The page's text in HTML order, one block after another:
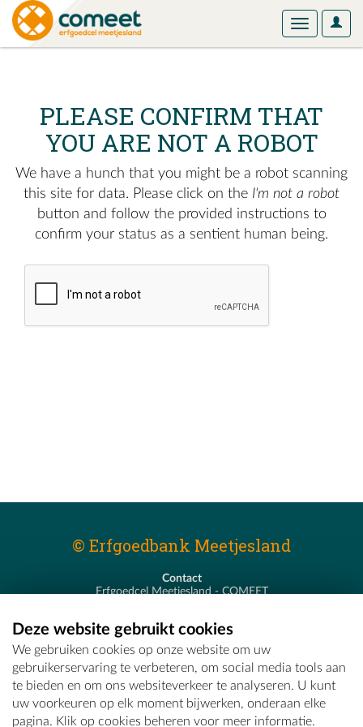
User
Toggle
PLEASE CONFIRM THAT
YOU ARE NOT A ROBOT
We have a hunch that you might be a robot scanning
this site for data. Please click on the I'm not a robot
button and follow the provided instructions to
confirm your status as a sentient human being.
© Erfgoedbank Meetjesland
Contact
Erfgoedcel Meetjesland - COMEET
T - 09 373 75 96
E -erfgoedcel@comeet.be
Deze website gebruikt cookies
We gebruiken cookies op onze website om uw
gebruikerservaring te verbeteren, om social media tools aan
te bieden en om ons websiteverkeer te analyseren. U kunt
uw voorkeuren op elk moment bijwerken, onderaan elke
pagina. Klik op cookies beheren voor meer informatie.